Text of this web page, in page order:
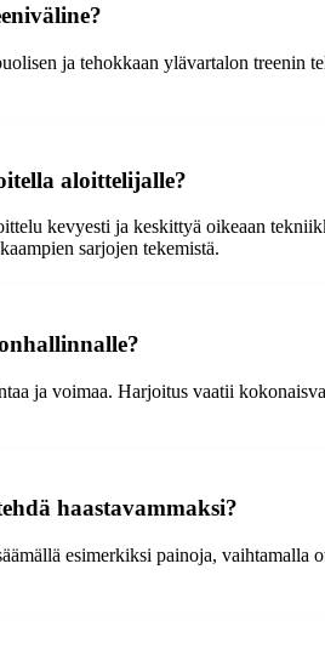
ja tehokkaan ylävartalon treenin
aloittelijalle?
kevyesti ja keskittyä oikeaan
sarjojen tekemistä.
ja voimaa. Harjoitus vaatii
haastavammaksi?
esimerkiksi painoja, vaihtamalla